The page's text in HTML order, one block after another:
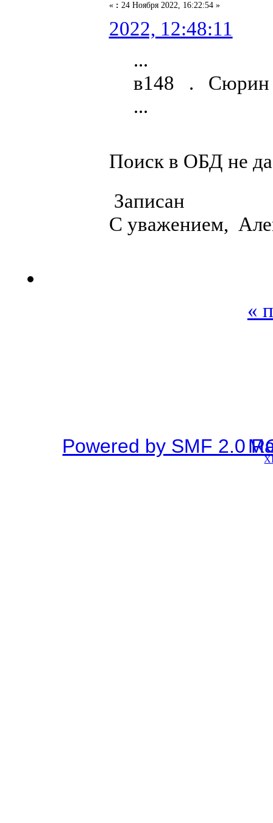
« : 24 Ноября 2022, 16:22:54 »
2022, 12:48:11
...
в148 .
...
Поиск в ОБД не
Записан
С уважением,
«
Powered by SMF 2.0SMF